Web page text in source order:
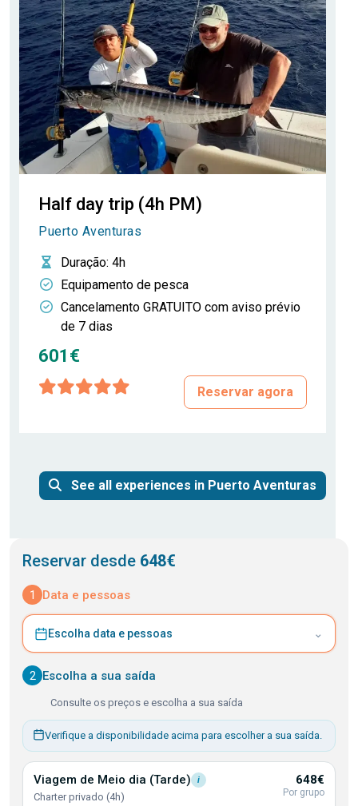
Half day trip (4h PM)
Puerto Aventuras
Duração: 4h
Equipamento de pesca
Cancelamento GRATUITO com aviso prévio
de 7 dias
601€
Reservar agora
See all experiences in Puerto Aventuras
Reservar desde 648€
1 Data e pessoas
Escolha data e pessoas ⌄
2 Escolha a sua saída
Consulte os preços e escolha a sua saída
Verifique a disponibilidade acima para escolher a sua saída.
Viagem de Meio dia (Tarde) i
Charter privado (4h)
648€
Por grupo